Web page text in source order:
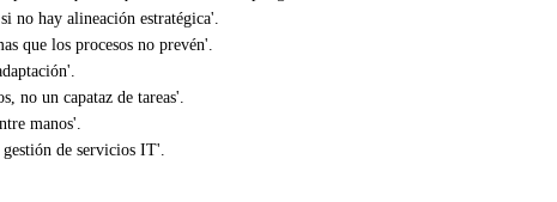
no hay alineación estratégica'.
que los procesos no prevén'.
no un capataz de tareas'.
manos'.
de servicios IT'.